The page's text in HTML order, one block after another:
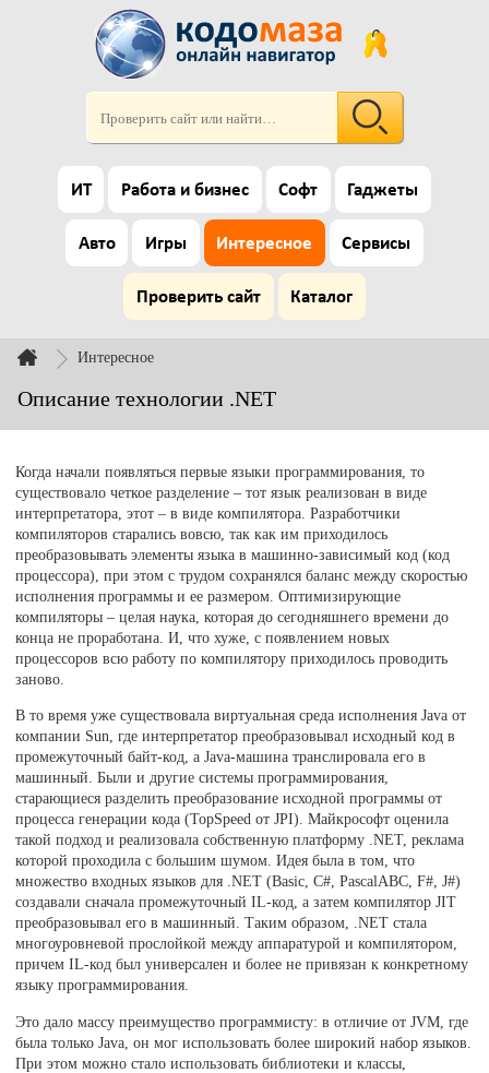
ИТ Работа и бизнес Софт Гаджеты
Авто Игры Интересное Сервисы
Проверить сайт Каталог
Интересное
Описание технологии .NET
Когда начали появляться первые языки программирования, то
существовало четкое разделение – тот язык реализован в виде
интерпретатора, этот – в виде компилятора. Разработчики
компиляторов старались вовсю, так как им приходилось
преобразовывать элементы языка в машинно-зависимый код (код
процессора), при этом с трудом сохранялся баланс между скоростью
исполнения программы и ее размером. Оптимизирующие
компиляторы – целая наука, которая до сегодняшнего времени до
конца не проработана. И, что хуже, с появлением новых
процессоров всю работу по компилятору приходилось проводить
заново.
В то время уже существовала виртуальная среда исполнения Java от
компании Sun, где интерпретатор преобразовывал исходный код в
промежуточный байт-код, а Java-машина транслировала его в
машинный. Были и другие системы программирования,
старающиеся разделить преобразование исходной программы от
процесса генерации кода (TopSpeed от JPI). Майкрософт оценила
такой подход и реализовала собственную платформу .NET, реклама
которой проходила с большим шумом. Идея была в том, что
множество входных языков для .NET (Basic, C#, PascalABC, F#, J#)
создавали сначала промежуточный IL-код, а затем компилятор JIT
преобразовывал его в машинный. Таким образом, .NET стала
многоуровневой прослойкой между аппаратурой и компилятором,
причем IL-код был универсален и более не привязан к конкретному
языку программирования.
Это дало массу преимущество программисту: в отличие от JVM, где
была только Java, он мог использовать более широкий набор языков.
При этом можно стало использовать библиотеки и классы,